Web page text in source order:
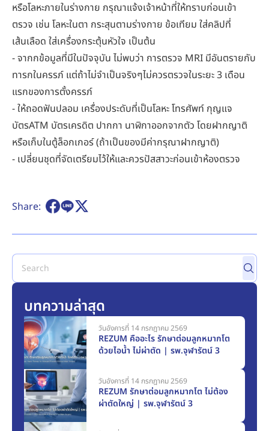
หรือโลหะภายในร่างกาย กรุณาแจ้งเจ้าหน้าที่ให้ทราบก่อนเข้า
ตรวจ เช่น โลหะในตา กระสุนตามร่างกาย ข้อเทียม ใส่คลิปที่
เส้นเลือด ใส่เครื่องกระตุ้นหัวใจ เป็นต้น
- จากกข้อมูลที่มีในปัจจุบัน ไม่พบว่า การตรวจ MRI มีอันตรายกับ
ทารกในครรภ์ แต่ถ้าไม่จำเป็นจริงๆไม่ควรตรวจในระยะ 3 เดือน
แรกของการตั้งครรภ์
- ให้ถอดฟันปลอม เครื่องประดับที่เป็นโลหะ โทรศัพท์ กุญแจ
บัตรATM บัตรเครดิต ปากกา นาฬิกาออกจากตัว โดยฝากญาติ
หรือเก็บในตู้ล็อกเกอร์ (ถ้าเป็นของมีค่ากรุณาฝากญาติ)
- เปลี่ยนชุดที่จัดเตรียมไว้ให้และควรปัสสาวะก่อนเข้าห้องตรวจ
Share:
บทความล่าสุด
วันอังคารที่ 14 กรกฎาคม 2569
REZUM คืออะไร รักษาต่อมลูกหมากโต
ด้วยไอน้ำ ไม่ผ่าตัด | รพ.จุฬารัตน์ 3
วันอังคารที่ 14 กรกฎาคม 2569
REZUM รักษาต่อมลูกหมากโต ไม่ต้อง
ผ่าตัดใหญ่ | รพ.จุฬารัตน์ 3